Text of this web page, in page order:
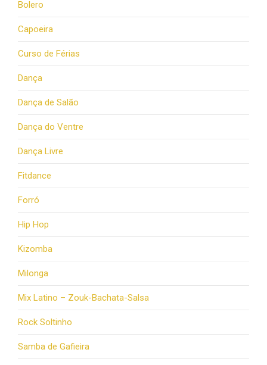
Bolero
Capoeira
Curso de Férias
Dança
Dança de Salão
Dança do Ventre
Dança Livre
Fitdance
Forró
Hip Hop
Kizomba
Milonga
Mix Latino – Zouk-Bachata-Salsa
Rock Soltinho
Samba de Gafieira